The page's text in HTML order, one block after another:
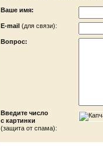
Ваше имя:
Е-mail (для связи):
Вопрос:
Введите число
с картинки
(защита от спама):